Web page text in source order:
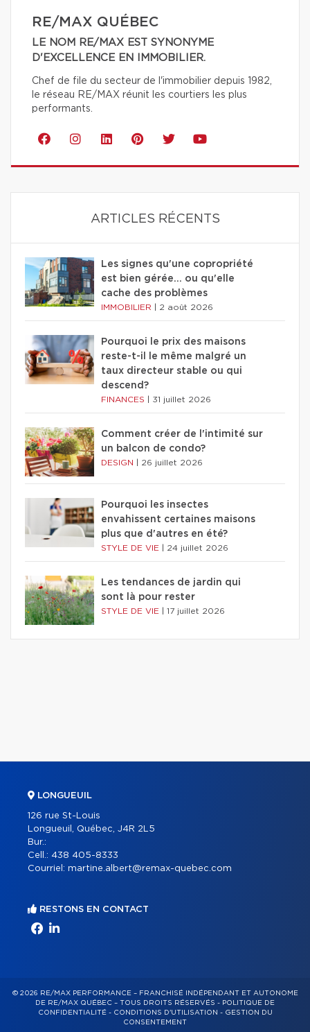
RE/MAX QUÉBEC
LE NOM RE/MAX EST SYNONYME
D'EXCELLENCE EN IMMOBILIER.
Chef de file du secteur de l'immobilier depuis 1982,
le réseau RE/MAX réunit les courtiers les plus
performants.
ARTICLES RÉCENTS
Les signes qu'une copropriété
est bien gérée… ou qu'elle
cache des problèmes
IMMOBILIER 2 août 2026
Pourquoi le prix des maisons
reste-t-il le même malgré un
taux directeur stable ou qui
descend?
FINANCES 31 juillet 2026
Comment créer de l'intimité sur
un balcon de condo?
DESIGN 26 juillet 2026
Pourquoi les insectes
envahissent certaines maisons
plus que d'autres en été?
STYLE DE VIE 24 juillet 2026
Les tendances de jardin qui
sont là pour rester
STYLE DE VIE 17 juillet 2026
LONGUEUIL
126 rue St-Louis
Longueuil, Québec, J4R 2L5
Bur.:
Cell.: 438 405-8333
Courriel: martine.albert@remax-quebec.com
RESTONS EN CONTACT
© 2026 RE/MAX PERFORMANCE – FRANCHISÉ INDÉPENDANT ET AUTONOME
DE RE/MAX QUÉBEC – TOUS DROITS RÉSERVÉS - POLITIQUE DE
CONFIDENTIALITÉ- CONDITIONS D'UTILISATION - GESTION DU
CONSENTEMENT